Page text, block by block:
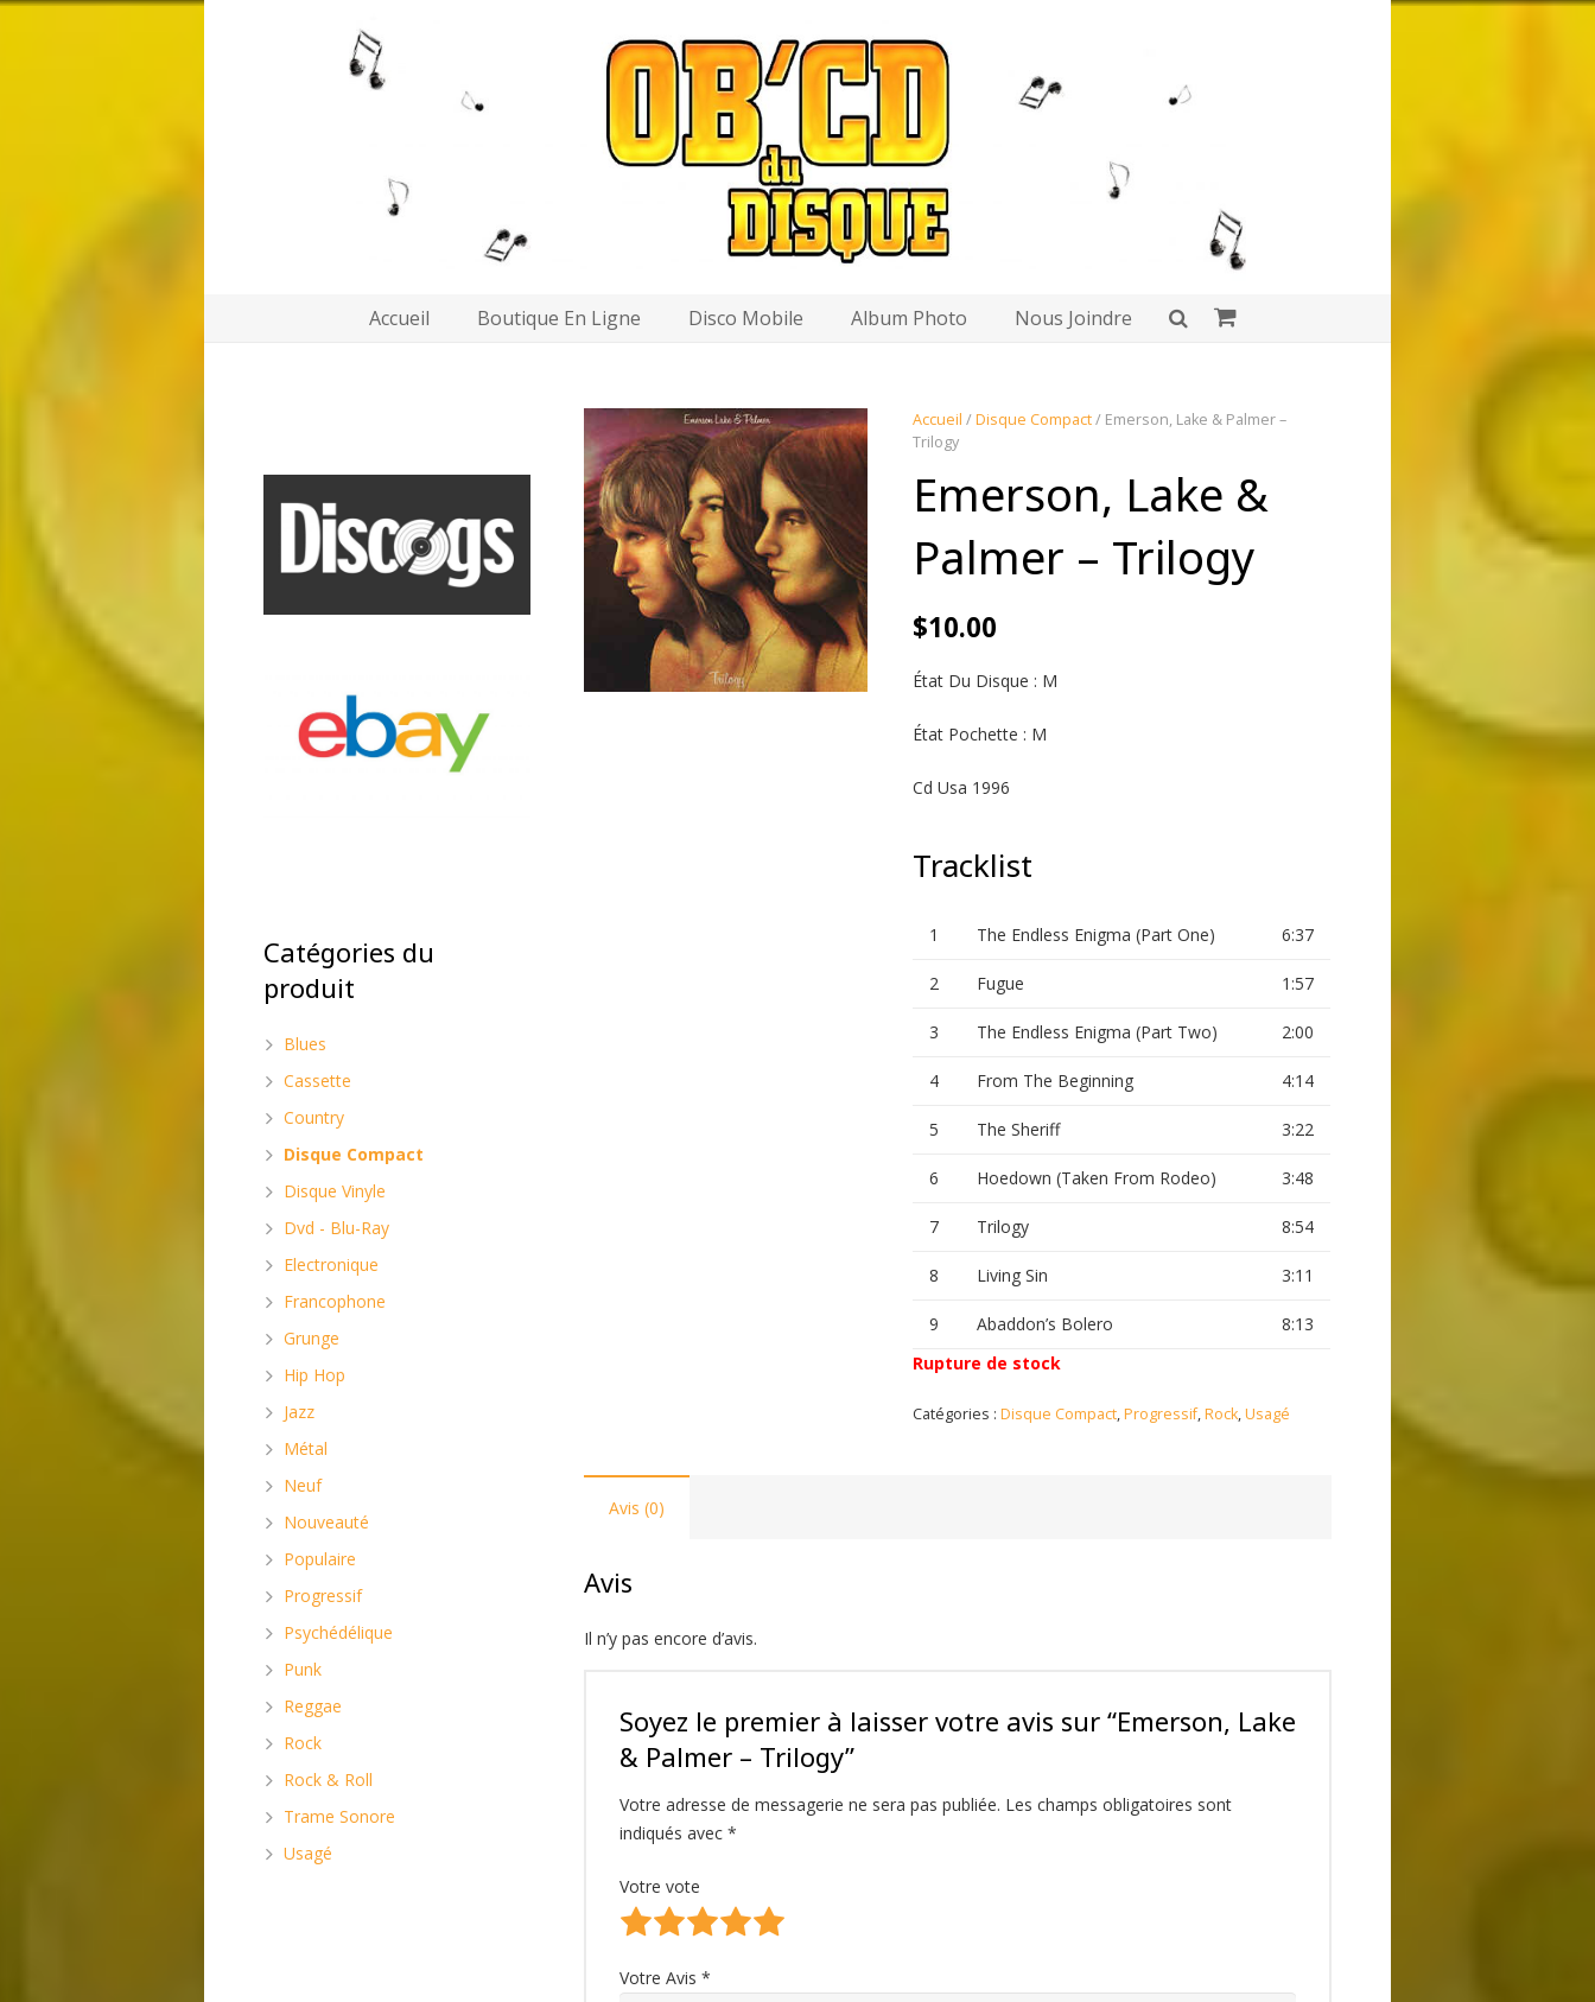
Accueil Boutique En Ligne Disco Mobile Album Photo Nous Joindre
Accueil /Disque Compact/ Emerson, Lake & Palmer ‎–
Trilogy
Emerson, Lake &
Palmer ‎– Trilogy
$10.00
État Du Disque : M
État Pochette : M
Cd Usa 1996
Tracklist
1 The Endless Enigma (Part One) 6:37
2 Fugue 1:57
3 The Endless Enigma (Part Two) 2:00
4 From The Beginning 4:14
5 The Sheriff 3:22
6 Hoedown (Taken From Rodeo) 3:48
7 Trilogy 8:54
8 Living Sin 3:11
9 Abaddon’s Bolero
8:13
Rupture de stock
Catégories :Disque Compact,Progressif,Rock,Usagé
Avis (0)
Avis
Il n’y pas encore d’avis.
Soyez le premier à laisser votre avis sur “Emerson, Lake
& Palmer ‎– Trilogy”
Votre adresse de messagerie ne sera pas publiée. Les champs obligatoires sont
indiqués avec *
Votre vote
Votre Avis *
Catégories du
produit
Blues
Cassette
Country
Disque Compact
Disque Vinyle
Dvd - Blu-Ray
Electronique
Francophone
Grunge
Hip Hop
Jazz
Métal
Neuf
Nouveauté
Populaire
Progressif
Psychédélique
Punk
Reggae
Rock
Rock & Roll
Trame Sonore
Usagé